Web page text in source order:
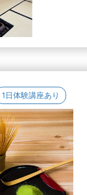
1日体験講座あり